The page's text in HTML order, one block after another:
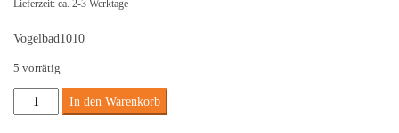
Lieferzeit: ca. 2-3 Werktage
Vogelbad1010
5 vorrätig
Vogelbad
In den Warenkorb